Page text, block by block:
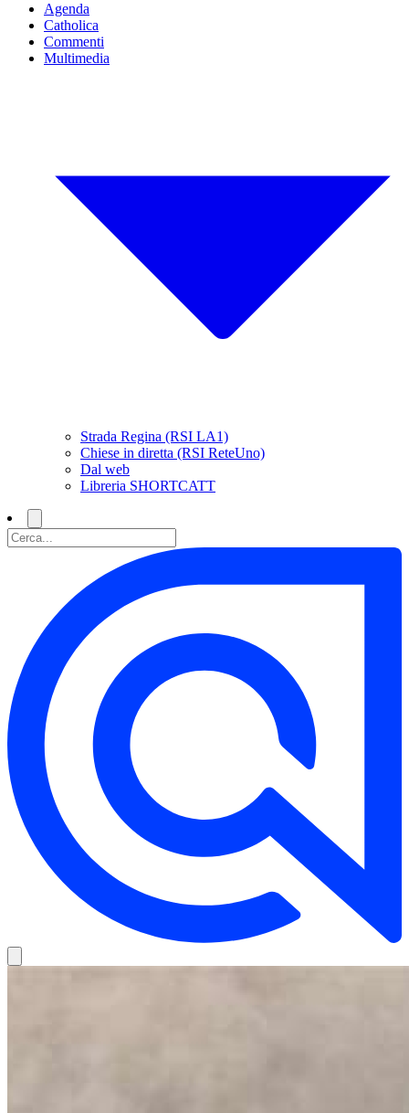
Agenda
Catholica
Commenti
Multimedia
Strada Regina (RSI LA1)
Chiese in diretta (RSI ReteUno)
Dal web
Libreria SHORTCATT